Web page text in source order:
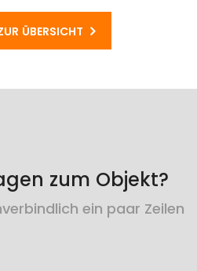
ÜBERSICHT
zum Objekt?
ein paar Zeilen